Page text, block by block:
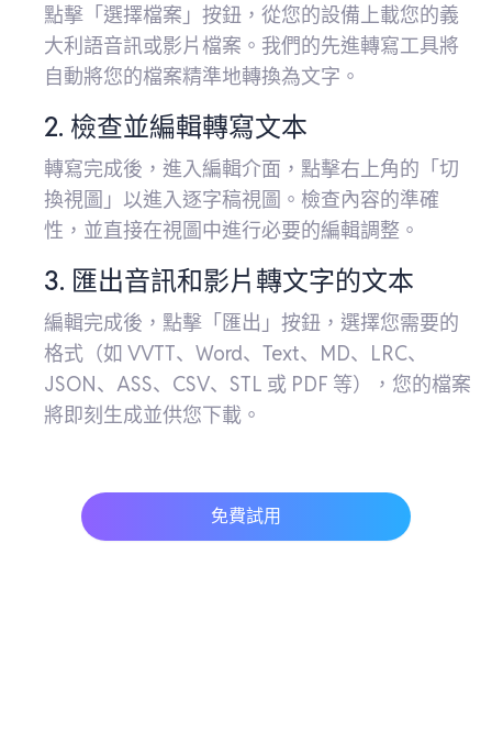
點擊「選擇檔案」按鈕，從您的設備上載您的義
大利語音訊或影片檔案。我們的先進轉寫工具將
自動將您的檔案精準地轉換為文字。
2. 檢查並編輯轉寫文本
轉寫完成後，進入編輯介面，點擊右上角的「切
換視圖」以進入逐字稿視圖。檢查內容的準確
性，並直接在視圖中進行必要的編輯調整。
3. 匯出音訊和影片轉文字的文本
編輯完成後，點擊「匯出」按鈕，選擇您需要的
格式（如 VVTT、Word、Text、MD、LRC、
JSON、ASS、CSV、STL 或 PDF 等），您的檔案
將即刻生成並供您下載。
免費試用